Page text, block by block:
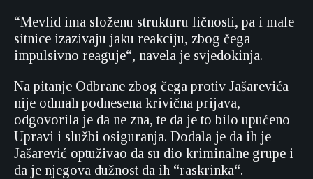
“Mevlid ima složenu strukturu ličnosti, pa i male
sitnice izazivaju jaku reakciju, zbog čega
impulsivno reaguje“, navela je svjedokinja.
Na pitanje Odbrane zbog čega protiv Jašarevića
nije odmah podnesena krivična prijava,
odgovorila je da ne zna, te da je to bilo upućeno
Upravi i službi osiguranja. Dodala je da ih je
Jašarević optuživao da su dio kriminalne grupe i
da je njegova dužnost da ih “raskrinka“.